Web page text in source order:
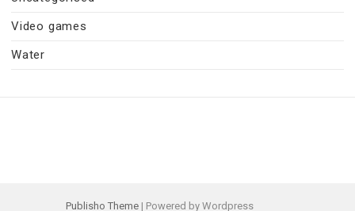
Video games
Water
Publisho Theme | Powered by Wordpress